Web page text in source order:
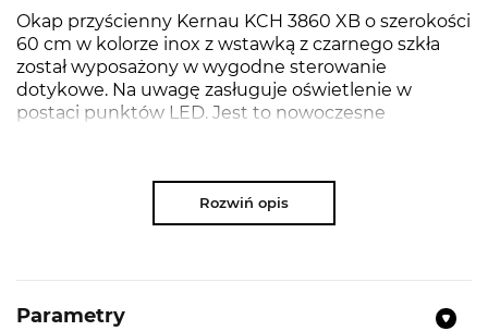
Okap przyścienny Kernau KCH 3860 XB o szerokości
60 cm w kolorze inox z wstawką z czarnego szkła
został wyposażony w wygodne sterowanie
dotykowe. Na uwagę zasługuje oświetlenie w
postaci punktów LED. Jest to nowoczesne
urządzeniu zastosowano różne warianty prędkości
wentylacji, co gwarantuje skuteczne i szybkie
oczyszczanie powietrza. Okap ten to idealny sprzęt
Rozwiń opis
Parametry